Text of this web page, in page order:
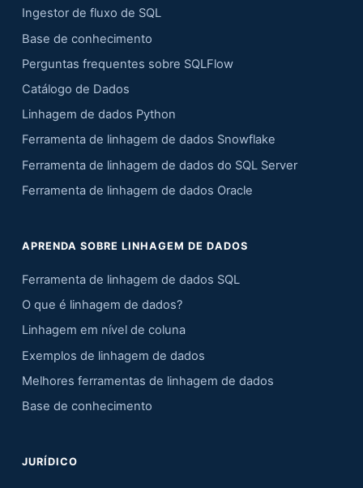
Ingestor de fluxo de SQL
Base de conhecimento
Perguntas frequentes sobre SQLFlow
Catálogo de Dados
Linhagem de dados Python
Ferramenta de linhagem de dados Snowflake
Ferramenta de linhagem de dados do SQL Server
Ferramenta de linhagem de dados Oracle
APRENDA SOBRE LINHAGEM DE DADOS
Ferramenta de linhagem de dados SQL
O que é linhagem de dados?
Linhagem em nível de coluna
Exemplos de linhagem de dados
Melhores ferramentas de linhagem de dados
Base de conhecimento
JURÍDICO